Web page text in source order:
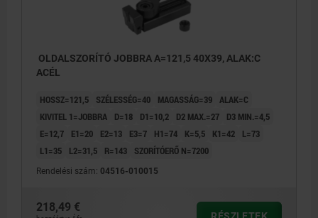
OLDALSZORÍTÓ JOBBRA A=121,5 40X39, ALAK:C
ACÉL
HOSSZ=121,5 SZÉLESSÉG=40 MAGASSÁG=39 ALAK=C
KIVITEL 1=JOBBRA
D=18 D1=10,2 D2 MAX.=27
D3 MIN.=4,5
E=12,7
E1=20 E2=13 E3=7 H1=74 K=5,5 K1=42
L=73
L1=35
L2=31,5 R=143 SZORÍTÓERŐ N=7200
Rendelési szám: 04516-010015
218,49 €